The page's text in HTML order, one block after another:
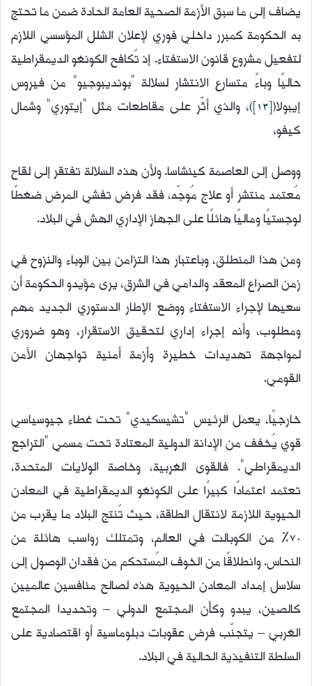
يضاف إلى ما سبق الأزمة الصحية العامة الحادة ضمن ما تحتج
به الحكومة كمبرر داخلي فوري لإعلان الشلل المؤسسي اللازم
لتفعيل مشروع قانون الاستفتاء. إذ تُكافح الكونغو الديمقراطية
حاليًا وباءً متسارع الانتشار لسلالة “بونديبوجيو” من فيروس
إيبولا([13]
)، والذي أثّر على مقاطعات مثل “إيتوري” وشمال
كيفو،
ووصل إلى العاصمة كينشاسا. ولأن هذه السلالة تفتقر إلى لقاح
مُعتمد منتشر أو علاج مُوجّه، فقد فرض تفشي المرض ضغطًا
لوجستيًا وماليًا هائلًا على الجهاز الإداري الهش في البلاد.
ومن هذا المنطلق، وباعتبار هذا التزامن بين الوباء والنزوح في
زمن الصراع المعقد والدامي في الشرق، يرى مؤيدو الحكومة أن
سعيها لإجراء الاستفتاء ووضع الإطار الدستوري الجديد مهم
ومطلوب، وأنه إجراء إداري لتحقيق الاستقرار، وهو ضروري
لمواجهة تهديدات خطيرة وأزمة أمنية تواجهان الأمن
القومي.
خارجيًا، يعمل الرئيس “تشيسكيدي” تحت غطاء جيوسياسي
قوي يُخفف من الإدانة الدولية المعتادة تحت مسمي “التراجع
الديمقراطي”. فالقوى الغربية، وخاصة الولايات المتحدة،
تعتمد اعتمادًا كبيرًا على الكونغو الديمقراطية في المعادن
الحيوية اللازمة لانتقال الطاقة، حيث تُنتج البلاد ما يقرب من
70% من الكوبالت في العالم، وتمتلك رواسب هائلة من
النحاس. وانطلاقًا من الخوف المُستحكم من فقدان الوصول إلى
سلاسل إمداد المعادن الحيوية هذه لصالح منافسين عالميين
كالصين، يبدو وكأن المجتمع الدولي – وتحديدا المجتمع
الغربي – يتجنّب فرض عقوبات دبلوماسية أو اقتصادية على
السلطة التنفيذية الحالية في البلاد.